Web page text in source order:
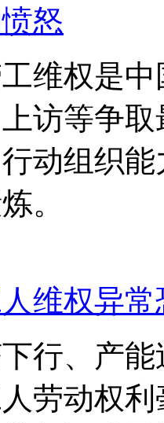
怒
维权是
访等争
动组织
。
维权异
行、产
劳动权